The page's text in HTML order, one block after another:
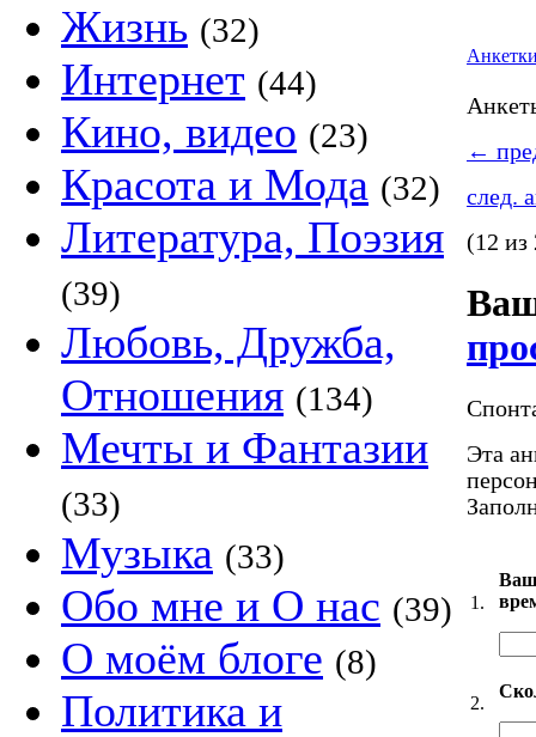
Жизнь (32)
Интернет (44)
Кино, видео (23)
Красота и Мода (32)
Литература, Поэзия
(39)
Любовь, Дружба,
Отношения (134)
Мечты и Фантазии
(33)
Музыка (33)
Обо мне и О нас (39)
О моём блоге (8)
Политика и
←
след.
(12 из
Эта
1.
2.